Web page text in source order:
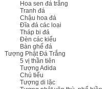
Hoa sen đá trắng
Tranh đá
Chậu hoa đá
Đĩa đá các loại
Tháp bi đá
Đèn các kiểu
Bàn ghế đá
Tượng Phật Đá Trắng
5 vị thần tiên
Tượng Adida
Chú tiểu
Tượng di lặc